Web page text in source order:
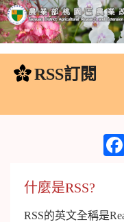
跳
內
RSS訂閱
什麼是RSS?
RSS的英文全稱是